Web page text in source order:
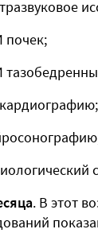
почек;
. В этот